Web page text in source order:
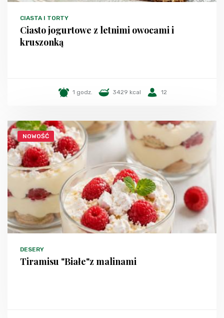
CIASTA I TORTY
Ciasto jogurtowe z letnimi owocami i
kruszonką
1 godz. 3429 kcal 12
NOWOŚĆ
DESERY
Tiramisu "Białe"z malinami